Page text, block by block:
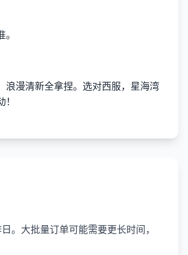
浪漫清新全拿捏。选对西服，星海湾
。大批量订单可能需要更长时间，